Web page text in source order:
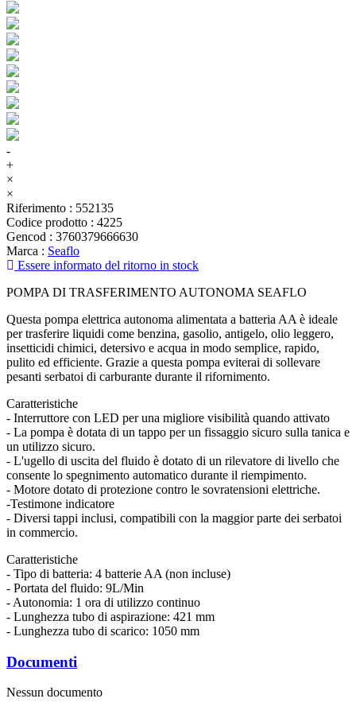
-
+
×
×
Riferimento : 552135
Codice prodotto : 4225
Gencod : 3760379666630
Marca : Seaflo
Essere informato del ritorno in stock
POMPA DI TRASFERIMENTO AUTONOMA SEAFLO
Questa pompa elettrica autonoma alimentata a batteria AA è ideale
per trasferire liquidi come benzina, gasolio, antigelo, olio leggero,
insetticidi chimici, detersivo e acqua in modo semplice, rapido,
pulito ed efficiente. Grazie a questa pompa eviterai di sollevare
pesanti serbatoi di carburante durante il rifornimento.
Caratteristiche
- Interruttore con LED per una migliore visibilità quando attivato
- La pompa è dotata di un tappo per un fissaggio sicuro sulla tanica e
un utilizzo sicuro.
- L'ugello di uscita del fluido è dotato di un rilevatore di livello che
consente lo spegnimento automatico durante il riempimento.
- Motore dotato di protezione contro le sovratensioni elettriche.
-Testimone indicatore
- Diversi tappi inclusi, compatibili con la maggior parte dei serbatoi
in commercio.
Caratteristiche
- Tipo di batteria: 4 batterie AA (non incluse)
- Portata del fluido: 9L/Min
- Autonomia: 1 ora di utilizzo continuo
- Lunghezza tubo di aspirazione: 421 mm
- Lunghezza tubo di scarico: 1050 mm
Documenti
Nessun documento